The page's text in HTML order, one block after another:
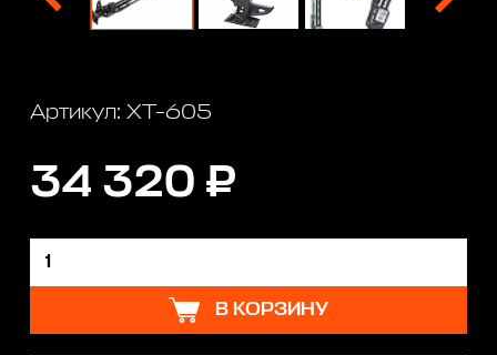
Артикул: XT-605
34 320 ₽
В КОРЗИНУ